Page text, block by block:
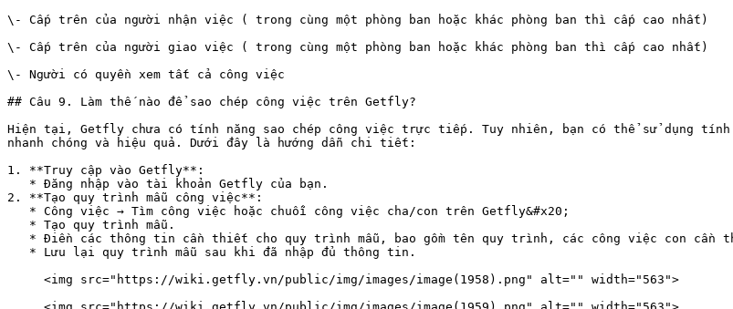
\- Cấp trên của người nhận việc ( trong cùng một phòng ban hoặc khác phòng ban thì cấp cao nhất)
\- Cấp trên của người giao việc ( trong cùng một phòng ban hoặc khác phòng ban thì cấp cao nhất)
\- Người có quyền xem tất cả công việc
## Câu 9. Làm thế nào để sao chép công việc trên Getfly?
Hiện tại, Getfly chưa có tính năng sao chép công việc trực tiếp. Tuy nhiên, bạn có thể sử dụng
nhanh chóng và hiệu quả. Dưới đây là hướng dẫn chi tiết:
1. **Truy cập vào Getfly**:
2. **Tạo quy trình mẫu công việc**: